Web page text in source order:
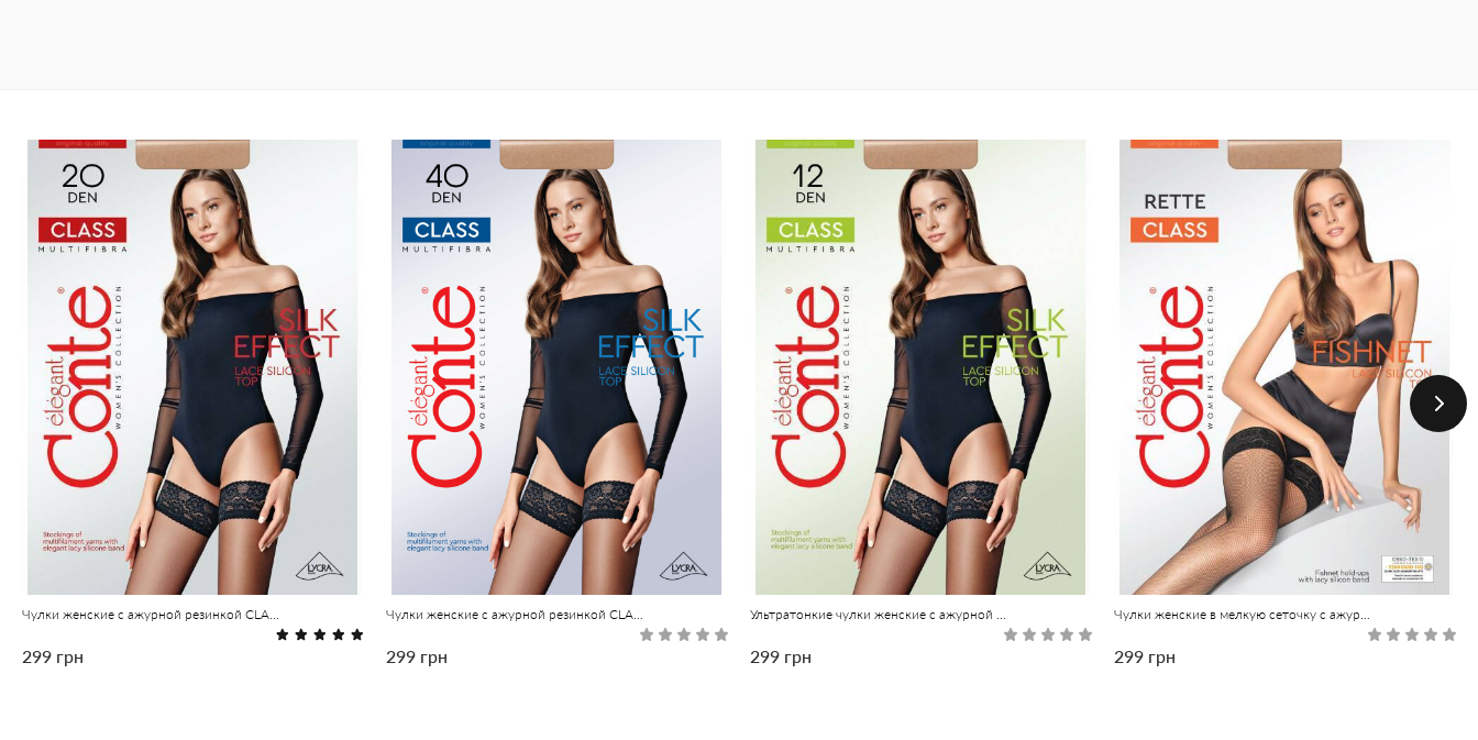
Чулки женские с ажурной резинкой CLASS 20 натурал
299 грн
Чулки женские с ажурной резинкой CLASS 40 неро
299 грн
Ультратонкие чулки женские с ажурной резинкой CLASS 12 бронза
299 грн
Чулки женские в мелкую сеточку с ажурной резинкой CLASS RETTE-MICRO бронза
299 грн